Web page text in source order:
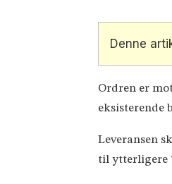
Denne
Ordren er
eksisterende
Leveransen
til ytterligere